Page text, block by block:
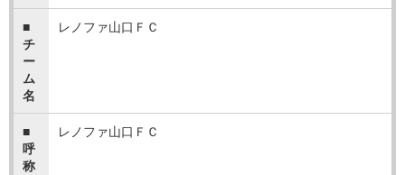
■
チ
ー
ム
名
レノファ山口ＦＣ
■
呼
称
レノファ山口ＦＣ